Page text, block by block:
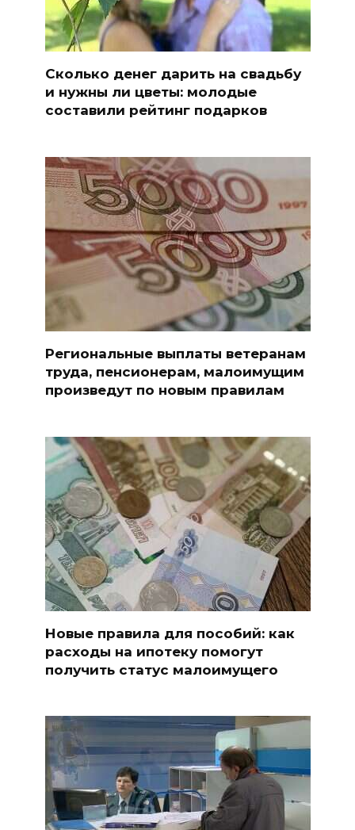
Сколько денег дарить на свадьбу
и нужны ли цветы: молодые
составили рейтинг подарков
Региональные выплаты ветеранам
труда, пенсионерам, малоимущим
произведут по новым правилам
Новые правила для пособий: как
расходы на ипотеку помогут
получить статус малоимущего